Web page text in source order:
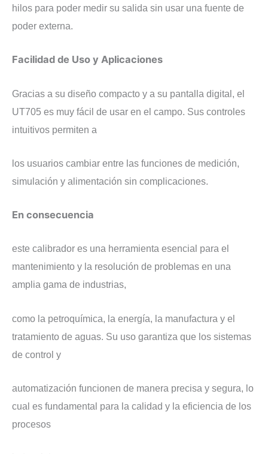
hilos para poder medir su salida sin usar una fuente de
poder externa.
​Facilidad de Uso y Aplicaciones
​Gracias a su diseño compacto y a su pantalla digital, el
UT705 es muy fácil de usar en el campo. Sus controles
intuitivos permiten a
los usuarios cambiar entre las funciones de medición,
simulación y alimentación sin complicaciones.
En consecuencia
este calibrador es una herramienta esencial para el
mantenimiento y la resolución de problemas en una
amplia gama de industrias,
como la petroquímica, la energía, la manufactura y el
tratamiento de aguas. Su uso garantiza que los sistemas
de control y
automatización funcionen de manera precisa y segura, lo
cual es fundamental para la calidad y la eficiencia de los
procesos